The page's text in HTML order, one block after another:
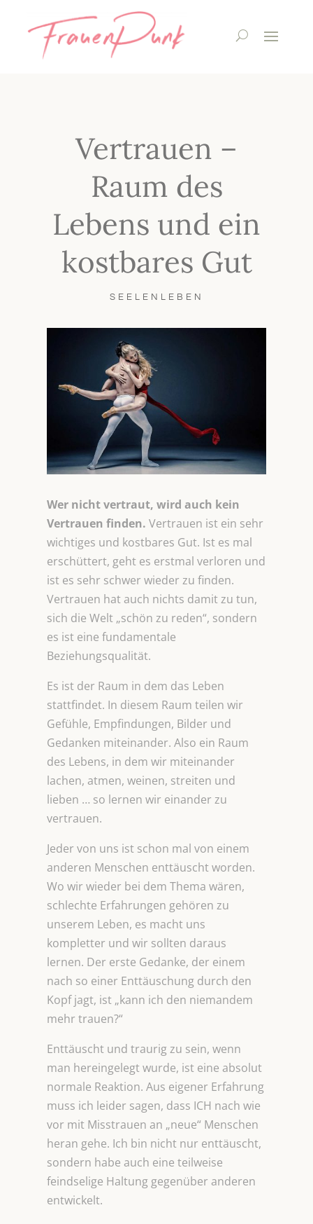
Vertrauen –
Raum des
Lebens und ein
kostbares Gut
SEELENLEBEN
Wer nicht vertraut, wird auch kein
Vertrauen finden. Vertrauen ist ein sehr
wichtiges und kostbares Gut. Ist es mal
erschüttert, geht es erstmal verloren und
ist es sehr schwer wieder zu finden.
Vertrauen hat auch nichts damit zu tun,
sich die Welt „schön zu reden“, sondern
es ist eine fundamentale
Beziehungsqualität.
Es ist der Raum in dem das Leben
stattfindet. In diesem Raum teilen wir
Gefühle, Empfindungen, Bilder und
Gedanken miteinander. Also ein Raum
des Lebens, in dem wir miteinander
lachen, atmen, weinen, streiten und
lieben … so lernen wir einander zu
vertrauen.
Jeder von uns ist schon mal von einem
anderen Menschen enttäuscht worden.
Wo wir wieder bei dem Thema wären,
schlechte Erfahrungen gehören zu
unserem Leben, es macht uns
kompletter und wir sollten daraus
lernen. Der erste Gedanke, der einem
nach so einer Enttäuschung durch den
Kopf jagt, ist „kann ich den niemandem
mehr trauen?“
Enttäuscht und traurig zu sein, wenn
man hereingelegt wurde, ist eine absolut
normale Reaktion. Aus eigener Erfahrung
muss ich leider sagen, dass ICH nach wie
vor mit Misstrauen an „neue“ Menschen
heran gehe. Ich bin nicht nur enttäuscht,
sondern habe auch eine teilweise
feindselige Haltung gegenüber anderen
entwickelt.